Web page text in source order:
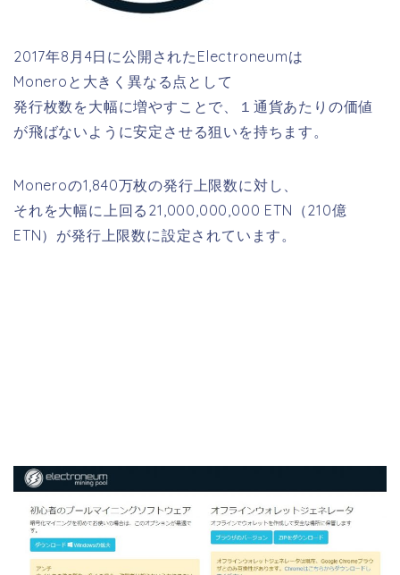
2017年8月4日に公開されたElectroneumは
Moneroと大きく異なる点として
発行枚数を大幅に増やすことで、１通貨あたりの価値
が飛ばないように安定させる狙いを持ちます。
Moneroの1,840万枚の発行上限数に対し、
それを大幅に上回る21,000,000,000 ETN（210億
ETN）が発行上限数に設定されています。